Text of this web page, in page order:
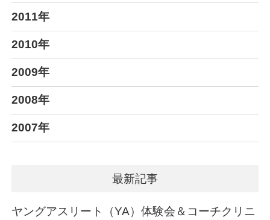
2011年
2010年
2009年
2008年
2007年
最新記事
ヤングアスリート（YA）体験会＆コーチクリニ